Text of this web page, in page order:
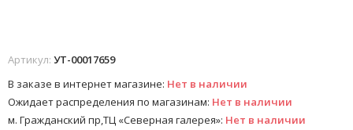
Артикул: УТ-00017659
В заказе в интернет магазине: Нет в наличии
Ожидает распределения по магазинам: Нет в наличии
м. Гражданский пр,ТЦ «Северная галерея»: Нет в наличии